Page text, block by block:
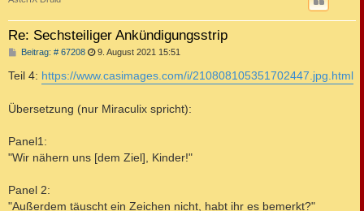
Re: Sechsteiliger Ankündigungsstrip
Beitrag: # 67208B
i
t
g
9. August 2021 15:51
Teil 4: https://www.casimages.com/i/210808105351702447.jpg.html
Übersetzung (nur Miraculix spricht):
Panel1:
"Wir nähern uns [dem Ziel], Kinder!"
Panel 2:
"Außerdem täuscht ein Zeichen nicht, habt ihr es bemerkt?"